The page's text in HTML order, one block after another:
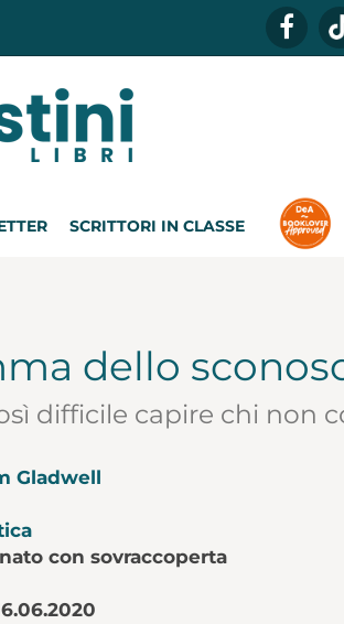
SCRITTORI IN CLASSE
dello
difficile capire chi non
Gladwell
con sovraccoperta